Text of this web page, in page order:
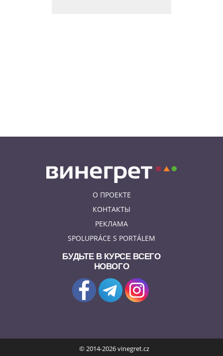
О ПРОЕКТЕ
КОНТАКТЫ
РЕКЛАМА
SPOLUPRÁCE S PORTÁLEM
БУДЬТЕ В КУРСЕ ВСЕГО
НОВОГО
© 2014-2026 vinegret.cz